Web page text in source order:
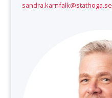
sandra.karnfalk@stathoga.se